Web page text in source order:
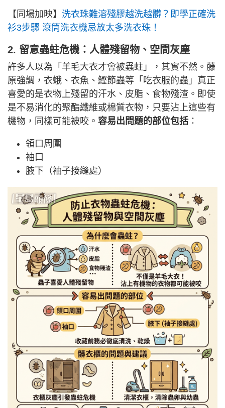
【同場加映】 洗衣珠難溶殘膠越洗越髒？即學正確洗
衫3步驟 滾筒洗衣機忌放太多洗衣珠！
2. 留意蟲蛀危機：人體殘留物、空間灰塵
許多人以為「羊毛大衣才會被蟲蛀」，其實不然。藤
原強調，衣蛾、衣魚、鰹節蟲等「吃衣服的蟲」真正
喜愛的是衣物上殘留的汗水、皮脂、食物殘渣。即使
是不易消化的聚酯纖維或棉質衣物，只要沾上這些有
機物，同樣可能被咬。 容易出問題的部位包括 ：
領口周圍
袖口
腋下（袖子接縫處）